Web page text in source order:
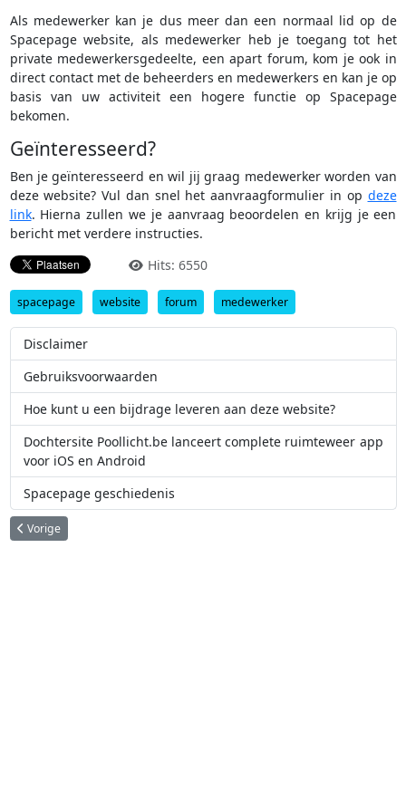
Als medewerker kan je dus meer dan een normaal lid op de
Spacepage website, als medewerker heb je toegang tot het
private medewerkersgedeelte, een apart forum, kom je ook in
direct contact met de beheerders en medewerkers en kan je op
basis van uw activiteit een hogere functie op Spacepage
bekomen.
Geïnteresseerd?
Ben je geïnteresseerd en wil jij graag medewerker worden van
deze website? Vul dan snel het aanvraagformulier in op deze
link. Hierna zullen we je aanvraag beoordelen en krijg je een
bericht met verdere instructies.
Hits: 6550
spacepage website forum medewerker
Disclaimer
Gebruiksvoorwaarden
Hoe kunt u een bijdrage leveren aan deze website?
Dochtersite Poollicht.be lanceert complete ruimteweer app
voor iOS en Android
Spacepage geschiedenis
Vorig artikel: Hoe kunt u een bijdrage leveren aan deze website?
Vorige